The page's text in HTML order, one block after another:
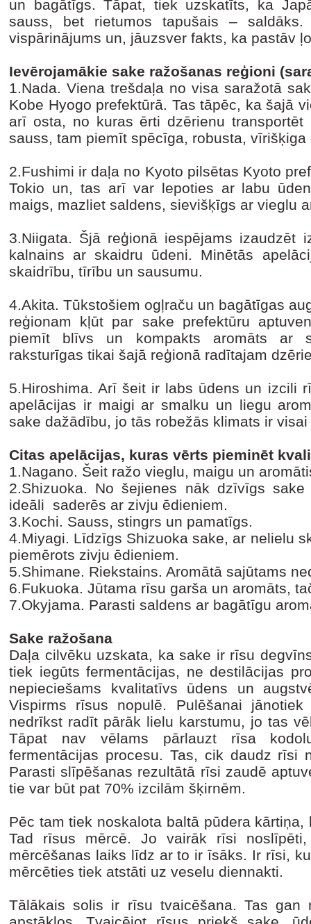
un bagātīgs. Tāpat, tiek uzskatīts, ka
sauss, bet rietumos tapušais –
vispārinājums un, jāuzsver fakts, ka pastāv
Ievērojamākie sake ražošanas reģioni
1.Nada. Viena trešdaļa no visa saražotā
Kobe Hyogo prefektūrā. Tas tāpēc, ka šajā
arī osta, no kuras ērti dzērienu
sauss, tam piemīt spēcīga, robusta,
2.Fushimi ir daļa no Kyoto pilsētas Kyoto
Tokio un, tas arī var lepoties ar labu
maigs, mazliet saldens, sievišķīgs ar vieglu
3.Niigata. Šjā reģionā iespējams izaudzēt
kalnains ar skaidru ūdeni. Minētās
skaidrību, tīrību un sausumu.
4.Akita. Tūkstošiem ogļraču un bagātīgas
reģionam kļūt par sake prefektūru
piemīt blīvs un kompakts aromāts ar
raksturīgas tikai šajā reģionā radītajam
5.Hiroshima. Arī šeit ir labs ūdens un izcili
apelācijas ir maigi ar smalku un liegu
sake dažādību, jo tās robežās klimats ir
Citas apelācijas, kuras vērts pieminēt
1.Nagano. Šeit ražo vieglu, maigu un
2.Shizuoka. No šejienes nāk dzīvīgs
ideāli saderēs ar zivju ēdieniem.
3.Kochi. Sauss, stingrs un pamatīgs.
4.Miyagi. Līdzīgs Shizuoka sake, ar nelielu
piemērots zivju ēdieniem.
5.Shimane. Riekstains. Aromātā sajūtams
6.Fukuoka. Jūtama rīsu garša un aromāts,
7.Okyjama. Parasti saldens ar bagātīgu
Sake ražošana
Daļa cilvēku uzskata, ka sake ir rīsu
tiek iegūts fermentācijas, ne destilācijas
nepieciešams kvalitatīvs ūdens un
Vispirms rīsus nopulē. Pulēšanai
nedrīkst radīt pārāk lielu karstumu, jo tas
Tāpat nav vēlams pārlauzt rīsa
fermentācijas procesu. Tas, cik daudz rīsi
Parasti slīpēšanas rezultātā rīsi zaudē
tie var būt pat 70% izcilām šķirnēm.
Pēc tam tiek noskalota baltā pūdera
Tad rīsus mērcē. Jo vairāk rīsi
mērcēšanas laiks līdz ar to ir īsāks. Ir rīsi,
mērcēties tiek atstāti uz veselu diennakti.
Tālākais solis ir rīsu tvaicēšana. Tas gan